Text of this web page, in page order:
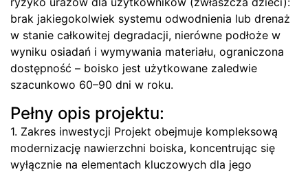
brak jakiegokolwiek systemu odwodnienia lub drenaż
w stanie całkowitej degradacji, nierówne podłoże w
wyniku osiadań i wymywania materiału, ograniczona
dostępność – boisko jest użytkowane zaledwie
szacunkowo 60–90 dni w roku.
Pełny opis projektu:
1. Zakres inwestycji Projekt obejmuje kompleksową
modernizację nawierzchni boiska, koncentrując się
wyłącznie na elementach kluczowych dla jego